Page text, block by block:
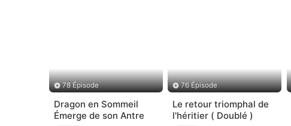
78 Épisode
Dragon en Sommeil
Émerge de son Antre
76 Épisode
Le retour triomphal de
l'héritier ( Doublé )